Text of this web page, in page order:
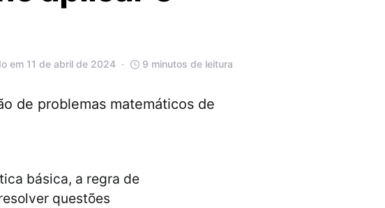
em 11 de abril de 2024 9 minutos de leitura
de problemas matemáticos de
básica, a regra de
questões